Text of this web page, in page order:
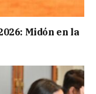
Midón en la